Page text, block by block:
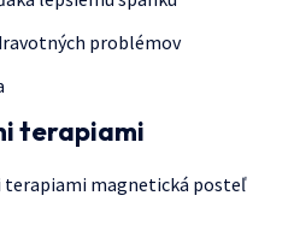
problémov
terapiami
terapiami magnetická posteľ